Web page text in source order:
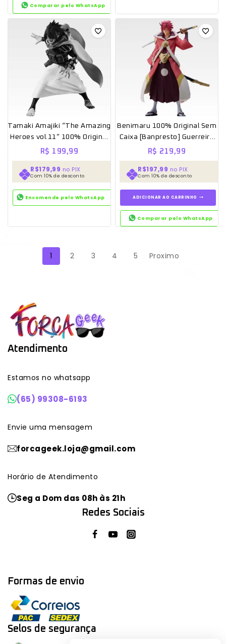
Comparar pelo WhatsApp
Tamaki Amajiki “The Amazing
Heroes vol.11” 100% Original
Sem Caixa [Banpresto]
R$ 199,99
R$179,99 no PIX
Com 10% de desconto
Encomende pelo WhatsApp
Benimaru 100% Original Sem
Caixa [Banpresto] Guerreiro
Carmesim
R$ 219,99
R$197,99 no PIX
Com 10% de desconto
ADICIONAR AO CARRINHO
Comparar pelo WhatsApp
1 2 3 4 5 Proximo
Atendimento
Estamos no whatsapp
(65) 99308-6193
Envie uma mensagem
forcageek.loja@gmail.com
Horário de Atendimento
Seg a Dom das 08h às 21h
Redes Sociais
Formas de envio
Selos de segurança